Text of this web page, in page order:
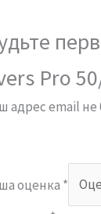
Pro
адрес email не
оценка *